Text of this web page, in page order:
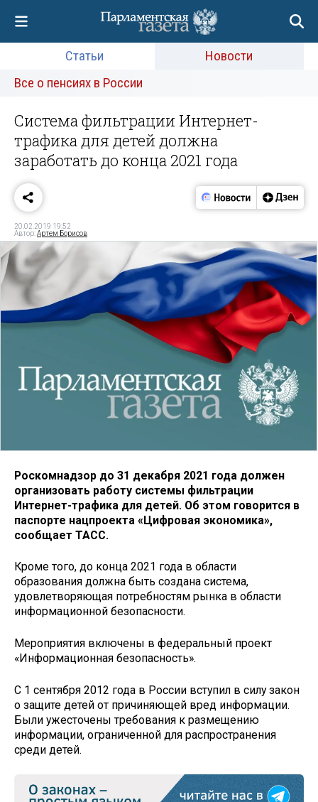
Статьи
Новости
Все о пенсиях в России
Система фильтрации Интернет-
трафика для детей должна
заработать до конца 2021 года
20.02.2019 19:52
Автор:Артем Борисов
Роскомнадзор до 31 декабря 2021 года должен
организовать работу системы фильтрации
Интернет-трафика для детей. Об этом говорится в
паспорте нацпроекта «Цифровая экономика»,
сообщает ТАСС.
Кроме того, до конца 2021 года в области
образования должна быть создана система,
удовлетворяющая потребностям рынка в области
информационной безопасности.
Мероприятия включены в федеральный проект
«Информационная безопасность».
С 1 сентября 2012 года в России вступил в силу закон
о защите детей от причиняющей вред информации.
Были ужесточены требования к размещению
информации, ограниченной для распространения
среди детей.